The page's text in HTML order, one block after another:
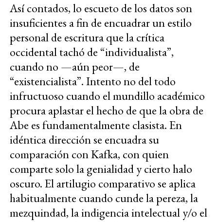
Así contados, lo escueto de los datos son
insuficientes a fin de encuadrar un estilo
personal de escritura que la crítica
occidental tachó de “individualista”,
cuando no —aún peor—, de
“existencialista”. Intento no del todo
infructuoso cuando el mundillo académico
procura aplastar el hecho de que la obra de
Abe es fundamentalmente clasista. En
idéntica dirección se encuadra su
comparación con Kafka, con quien
comparte solo la genialidad y cierto halo
oscuro. El artilugio comparativo se aplica
habitualmente cuando cunde la pereza, la
mezquindad, la indigencia intelectual y/o el